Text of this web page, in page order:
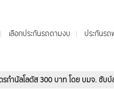
เลือกประกันรถตามงบ ประกันรถ
กำนัลโลตัส 300 บาท โดย บมจ. ชับ